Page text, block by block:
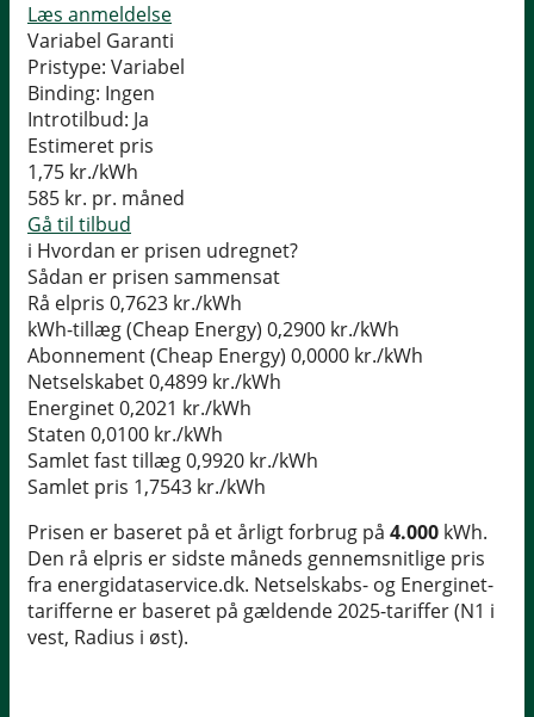
Læs anmeldelse
Variabel Garanti
Pristype: Variabel
Binding: Ingen
Introtilbud: Ja
Estimeret pris
1,75 kr./kWh
585 kr. pr. måned
Gå til tilbud
i Hvordan er prisen udregnet?
Sådan er prisen sammensat
Rå elpris 0,7623 kr./kWh
kWh-tillæg (Cheap Energy) 0,2900 kr./kWh
Abonnement (Cheap Energy) 0,0000 kr./kWh
Netselskabet0,4899 kr./kWh
Energinet0,2021 kr./kWh
Staten 0,0100 kr./kWh
Samlet fast tillæg0,9920 kr./kWh
Samlet pris 1,7543 kr./kWh
Prisen er baseret på et årligt forbrug på 4.000 kWh.
Den rå elpris er sidste måneds gennemsnitlige pris
fra energidataservice.dk. Netselskabs- og Energinet-
tarifferne er baseret på gældende 2025-tariffer (N1 i
vest, Radius i øst).